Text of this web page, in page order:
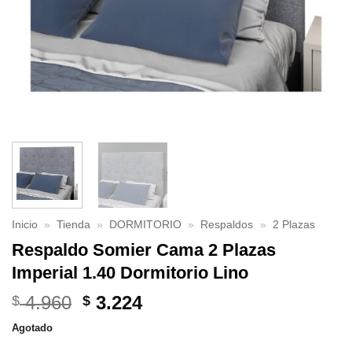
Inicio » Tienda » DORMITORIO » Respaldos » 2 Plazas
Respaldo Somier Cama 2 Plazas
Imperial 1.40 Dormitorio Lino
$4.960 El
$ 3.224El
Agotado